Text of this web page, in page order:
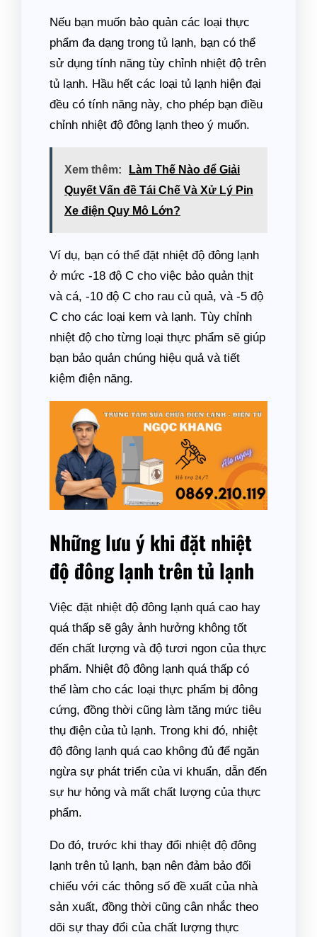
Nếu bạn muốn bảo quản các loại thực
phẩm đa dạng trong tủ lạnh, bạn có thể
sử dụng tính năng tùy chỉnh nhiệt độ trên
tủ lạnh. Hầu hết các loại tủ lạnh hiện đại
đều có tính năng này, cho phép bạn điều
chỉnh nhiệt độ đông lạnh theo ý muốn.
Xem thêm:
Làm Thế Nào để Giải
Quyết Vấn đề Tái Chế Và Xử Lý Pin
Xe điện Quy Mô Lớn?
Ví dụ, bạn có thể đặt nhiệt độ đông lạnh
ở mức -18 độ C cho việc bảo quản thịt
và cá, -10 độ C cho rau củ quả, và -5 độ
C cho các loại kem và lạnh. Tùy chỉnh
nhiệt độ cho từng loại thực phẩm sẽ giúp
bạn bảo quản chúng hiệu quả và tiết
kiệm điện năng.
Những lưu ý khi đặt nhiệt
độ đông lạnh trên tủ lạnh
Việc đặt nhiệt độ đông lạnh quá cao hay
quá thấp sẽ gây ảnh hưởng không tốt
đến chất lượng và độ tươi ngon của thực
phẩm. Nhiệt độ đông lạnh quá thấp có
thể làm cho các loại thực phẩm bị đông
cứng, đồng thời cũng làm tăng mức tiêu
thụ điện của tủ lạnh. Trong khi đó, nhiệt
độ đông lạnh quá cao không đủ để ngăn
ngừa sự phát triển của vi khuẩn, dẫn đến
sự hư hỏng và mất chất lượng của thực
phẩm.
Do đó, trước khi thay đổi nhiệt độ đông
lạnh trên tủ lạnh, bạn nên đảm bảo đối
chiếu với các thông số đề xuất của nhà
sản xuất, đồng thời cũng cân nhắc theo
dõi sự thay đổi của chất lượng thực